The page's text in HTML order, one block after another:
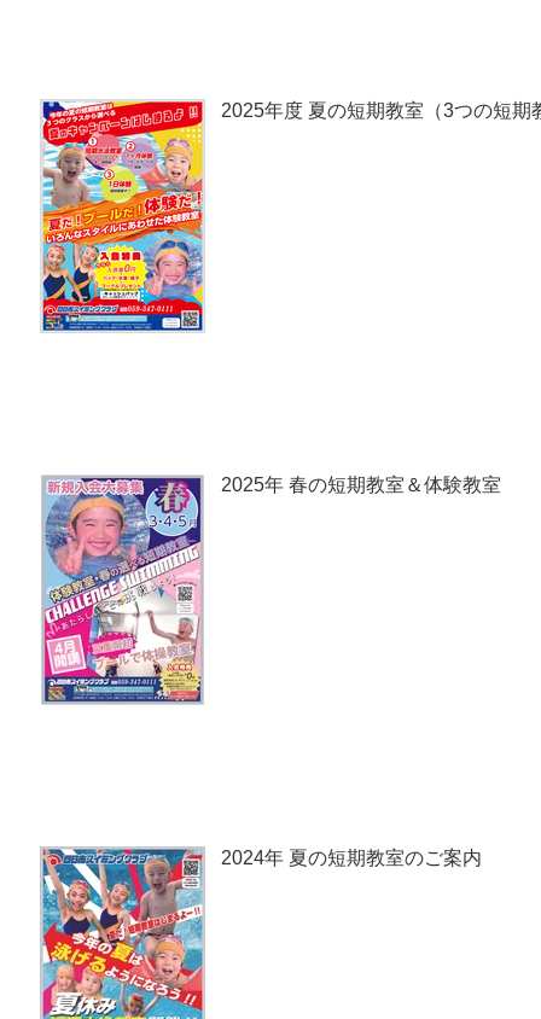
2025年度 夏の短期教室（3つの短期
2025年 春の短期教室＆体験教室
2024年 夏の短期教室のご案内